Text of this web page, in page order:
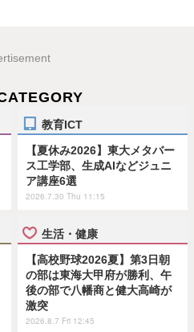
教育ICT
【夏休み2026】東大メタバー
ス工学部、生成AIなどジュニ
ア講座6選
2026.7.30 Thu 11:15
生活・健康
【高校野球2026夏】第3日朝
の部は東海大甲府が勝利、午
後の部で八幡商と健大高崎が
激突
2026.8.7 Fri 12:45